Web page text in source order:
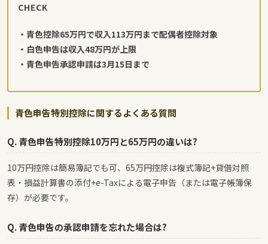
CHECK
・青色控除65万円で収入113万円まで配偶者控除対象
・白色申告は収入48万円が上限
・青色申告承認申請は3月15日まで
青色申告特別控除に関するよくある質問
Q. 青色申告特別控除10万円と65万円の違いは?
10万円控除は簡易簿記でも可、65万円控除は複式簿記+貸借対照
表・損益計算書の添付+e-Taxによる電子申告（または電子帳簿保
存）が必要です。
Q. 青色申告の承認申請を忘れた場合は?